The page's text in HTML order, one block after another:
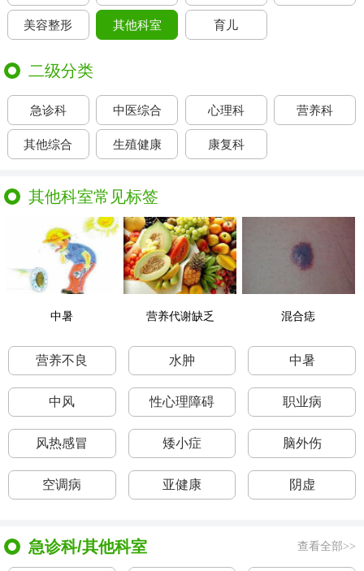
美容整形 其他科室 育儿
二级分类
急诊科 中医综合 心理科 营养科
其他综合 生殖健康 康复科
其他科室常见标签
中暑 营养代谢缺乏 混合痣
营养不良 水肿 中暑
中风 性心理障碍 职业病
风热感冒 矮小症 脑外伤
空调病 亚健康 阴虚
急诊科/其他科室 查看全部>>